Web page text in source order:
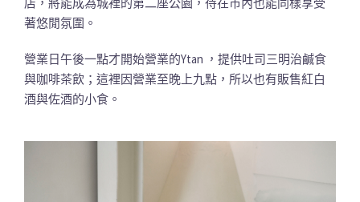
著悠閒氛圍。
營業日午後一點才開始營業的Ytan ，提供吐司三明治鹹食
與咖啡茶飲；這裡因營業至晚上九點，所以也有販售紅白
酒與佐酒的小食。